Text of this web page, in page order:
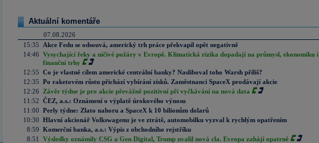
Aktuální komentáře
07.08.2026
15:35
Akce Fedu se odsouvá, americký trh práce překvapil opět negativně
14:46 Vysychající řeky a ničivé požáry v Evropě. Klimatická rizika dopadají na průmysl, ekonomiku i
finanční trhy
12:55 Co je vlastně cílem americké centrální banky? Nasliboval toho Warsh příliš?
12:35 Po raketovém růstu přichází vybírání zisků. Zaměstnanci SpaceX prodávají akcie
12:26
Závěr týdne je pro akcie převážně pozitivní při vyčkávání na nová data
11:52 ČEZ, a.s.: Oznámení o výplatě úrokového výnosu
11:00 Perly týdne: Zlato nahoru a SpaceX k 10 bilionům dolarů
10:30 Hlavní akcionář Volkswagenu je ve ztrátě, automobilku vyzval k rychlým opatřením
8:59 Komerční banka, a.s.: Výpis z obchodního rejstříku
8:51
Výsledky oznámily CSG a Gen Digital, Trump uvalil nová cla. Evropa zahájí opatrně